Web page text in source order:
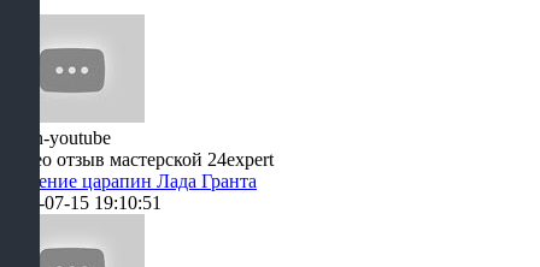
Видео отзыв мастерской 24expert
Удаление царапин Лада Гранта
2021-07-15 19:10:51